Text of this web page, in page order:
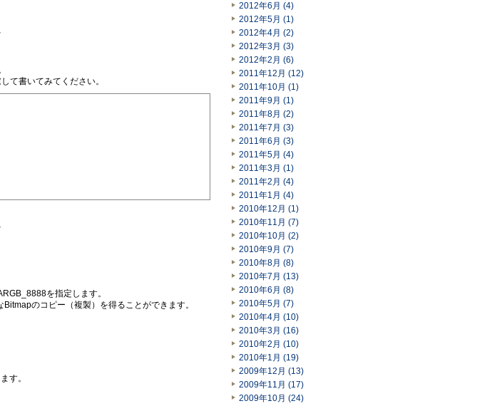
て書いてみてください。
を指定します。
のコピー（複製）を得ることができます。
す。
2012年6月 (4)
2012年5月 (1)
2012年4月 (2)
2012年3月 (3)
2012年2月 (6)
2011年12月 (12)
2011年10月 (1)
2011年9月 (1)
2011年8月 (2)
2011年7月 (3)
2011年6月 (3)
2011年5月 (4)
2011年3月 (1)
2011年2月 (4)
2011年1月 (4)
2010年12月 (1)
2010年11月 (7)
2010年10月 (2)
2010年9月 (7)
2010年8月 (8)
2010年7月 (13)
2010年6月 (8)
2010年5月 (7)
2010年4月 (10)
2010年3月 (16)
2010年2月 (10)
2010年1月 (19)
2009年12月 (13)
2009年11月 (17)
2009年10月 (24)